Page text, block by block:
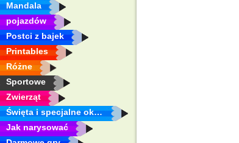
Mandala
pojazdów
Postci z bajek
Printables
Różne
Sportowe
Zwierząt
Święta i specjalne okazje
Jak narysować